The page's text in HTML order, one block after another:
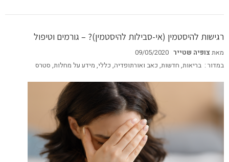
רגישות להיסטמין (אי-סבילות להיסטמין)? – גורמים וטיפול
מאתצופיה שטייר 09/05/2020
במדור : בריאות, חדשות, כאב ואורתופדיה, כללי, מידע על מחלות, סטרס